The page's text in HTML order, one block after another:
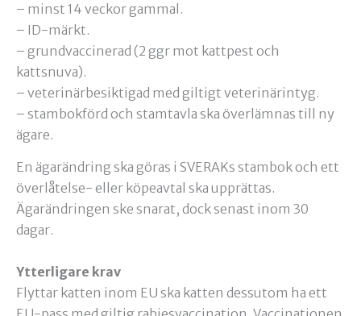
– minst 14 veckor gammal.
– ID-märkt.
– grundvaccinerad (2 ggr mot kattpest och
kattsnuva).
– veterinärbesiktigad med giltigt veterinärintyg.
– stambokförd och stamtavla ska överlämnas till ny
ägare.
En ägarändring ska göras i SVERAKs stambok och ett
överlåtelse- eller köpeavtal ska upprättas.
Ägarändringen ske snarat, dock senast inom 30
dagar.
Ytterligare krav
Flyttar katten inom EU ska katten dessutom ha ett